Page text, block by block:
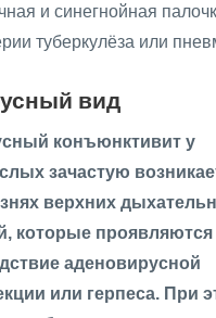
и синегнойная
туберкулёза или
вид
конъюнктивит у
зачастую
верхних
которые проявляются
аденовирусной
или герпеса. При